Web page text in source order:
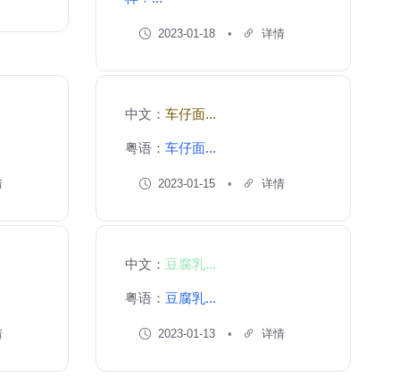
2023-01-18 详情
中文： 车仔面...
粤语： 车仔面...
2023-01-15 详情
中文： 豆腐乳...
粤语： 豆腐乳...
2023-01-13 详情